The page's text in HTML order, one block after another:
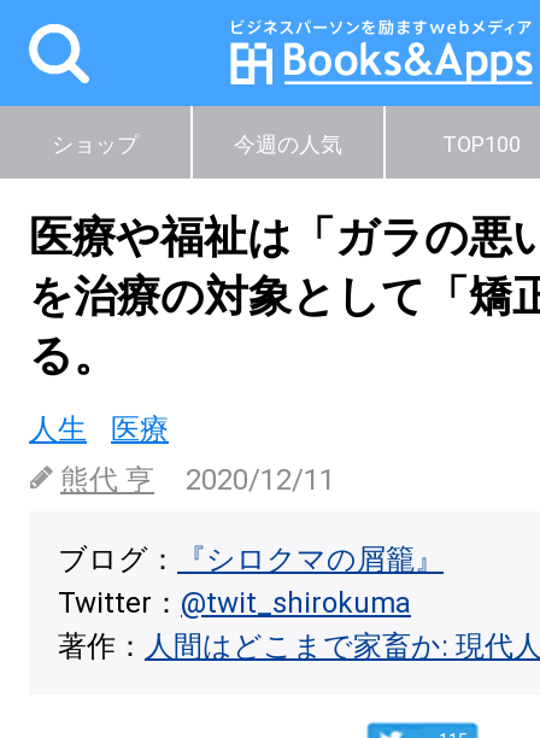
ショップ 今週の人気 TOP100
医療や福祉は「ガラの悪
を治療の対象として「矯
る。
人生
医療
熊代 亨
2020/12/11
ブログ：
『シロクマの屑籠』
Twitter： @twit_shirokuma
著作： 人間はどこまで家畜か: 現代